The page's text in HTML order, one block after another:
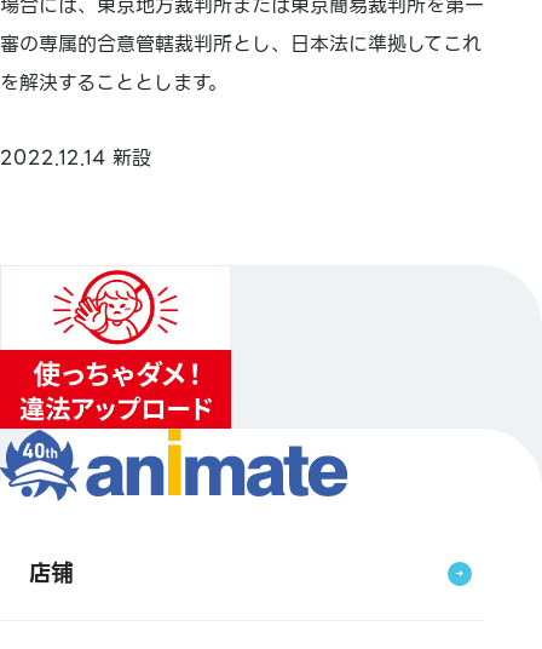
審の専属的合意管轄裁判所とし、日本法に準拠してこれ
を解決することとします。
2022.12.14 新設
店铺